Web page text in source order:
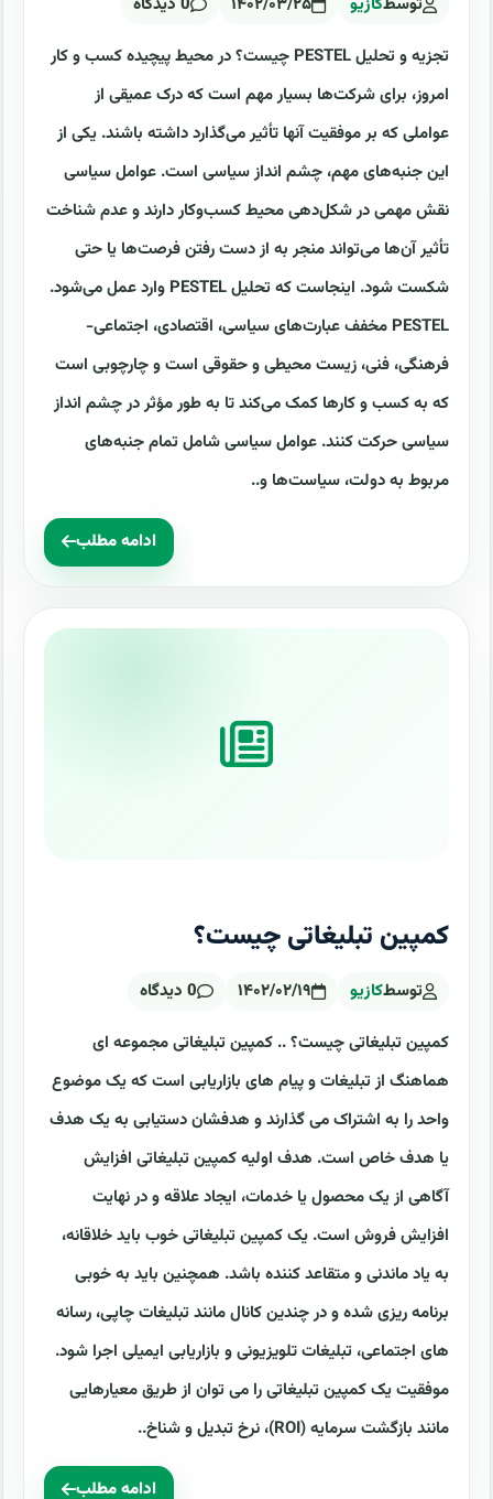
تجزیه و تحلیل PESTEL چیست؟ در محیط پیچیده کسب و کار
امروز، برای شرکت‌ها بسیار مهم است که درک عمیقی از
عواملی که بر موفقیت آنها تأثیر می‌گذارد داشته باشند. یکی از
این جنبه‌های مهم، چشم انداز سیاسی است. عوامل سیاسی
نقش مهمی در شکل‌دهی محیط کسب‌وکار دارند و عدم شناخت
تأثیر آن‌ها می‌تواند منجر به از دست رفتن فرصت‌ها یا حتی
شکست شود. اینجاست که تحلیل PESTEL وارد عمل می‌شود.
PESTEL مخفف عبارت‌های سیاسی، اقتصادی، اجتماعی-
فرهنگی، فنی، زیست محیطی و حقوقی است و چارچوبی است
که به کسب و کارها کمک می‌کند تا به طور مؤثر در چشم انداز
سیاسی حرکت کنند. عوامل سیاسی شامل تمام جنبه‌های
مربوط به دولت، سیاست‌ها و..
ادامه مطلب
کمپین تبلیغاتی چیست؟
توسطکازیو ۱۴۰۲/۰۲/۱۹ 0 دیدگاه
کمپین تبلیغاتی چیست؟ .. کمپین تبلیغاتی مجموعه ای
هماهنگ از تبلیغات و پیام های بازاریابی است که یک موضوع
واحد را به اشتراک می گذارند و هدفشان دستیابی به یک هدف
یا هدف خاص است. هدف اولیه کمپین تبلیغاتی افزایش
آگاهی از یک محصول یا خدمات، ایجاد علاقه و در نهایت
افزایش فروش است. یک کمپین تبلیغاتی خوب باید خلاقانه،
به یاد ماندنی و متقاعد کننده باشد. همچنین باید به خوبی
برنامه ریزی شده و در چندین کانال مانند تبلیغات چاپی، رسانه
های اجتماعی، تبلیغات تلویزیونی و بازاریابی ایمیلی اجرا شود.
موفقیت یک کمپین تبلیغاتی را می توان از طریق معیارهایی
مانند بازگشت سرمایه (ROI)، نرخ تبدیل و شناخ..
ادامه مطلب